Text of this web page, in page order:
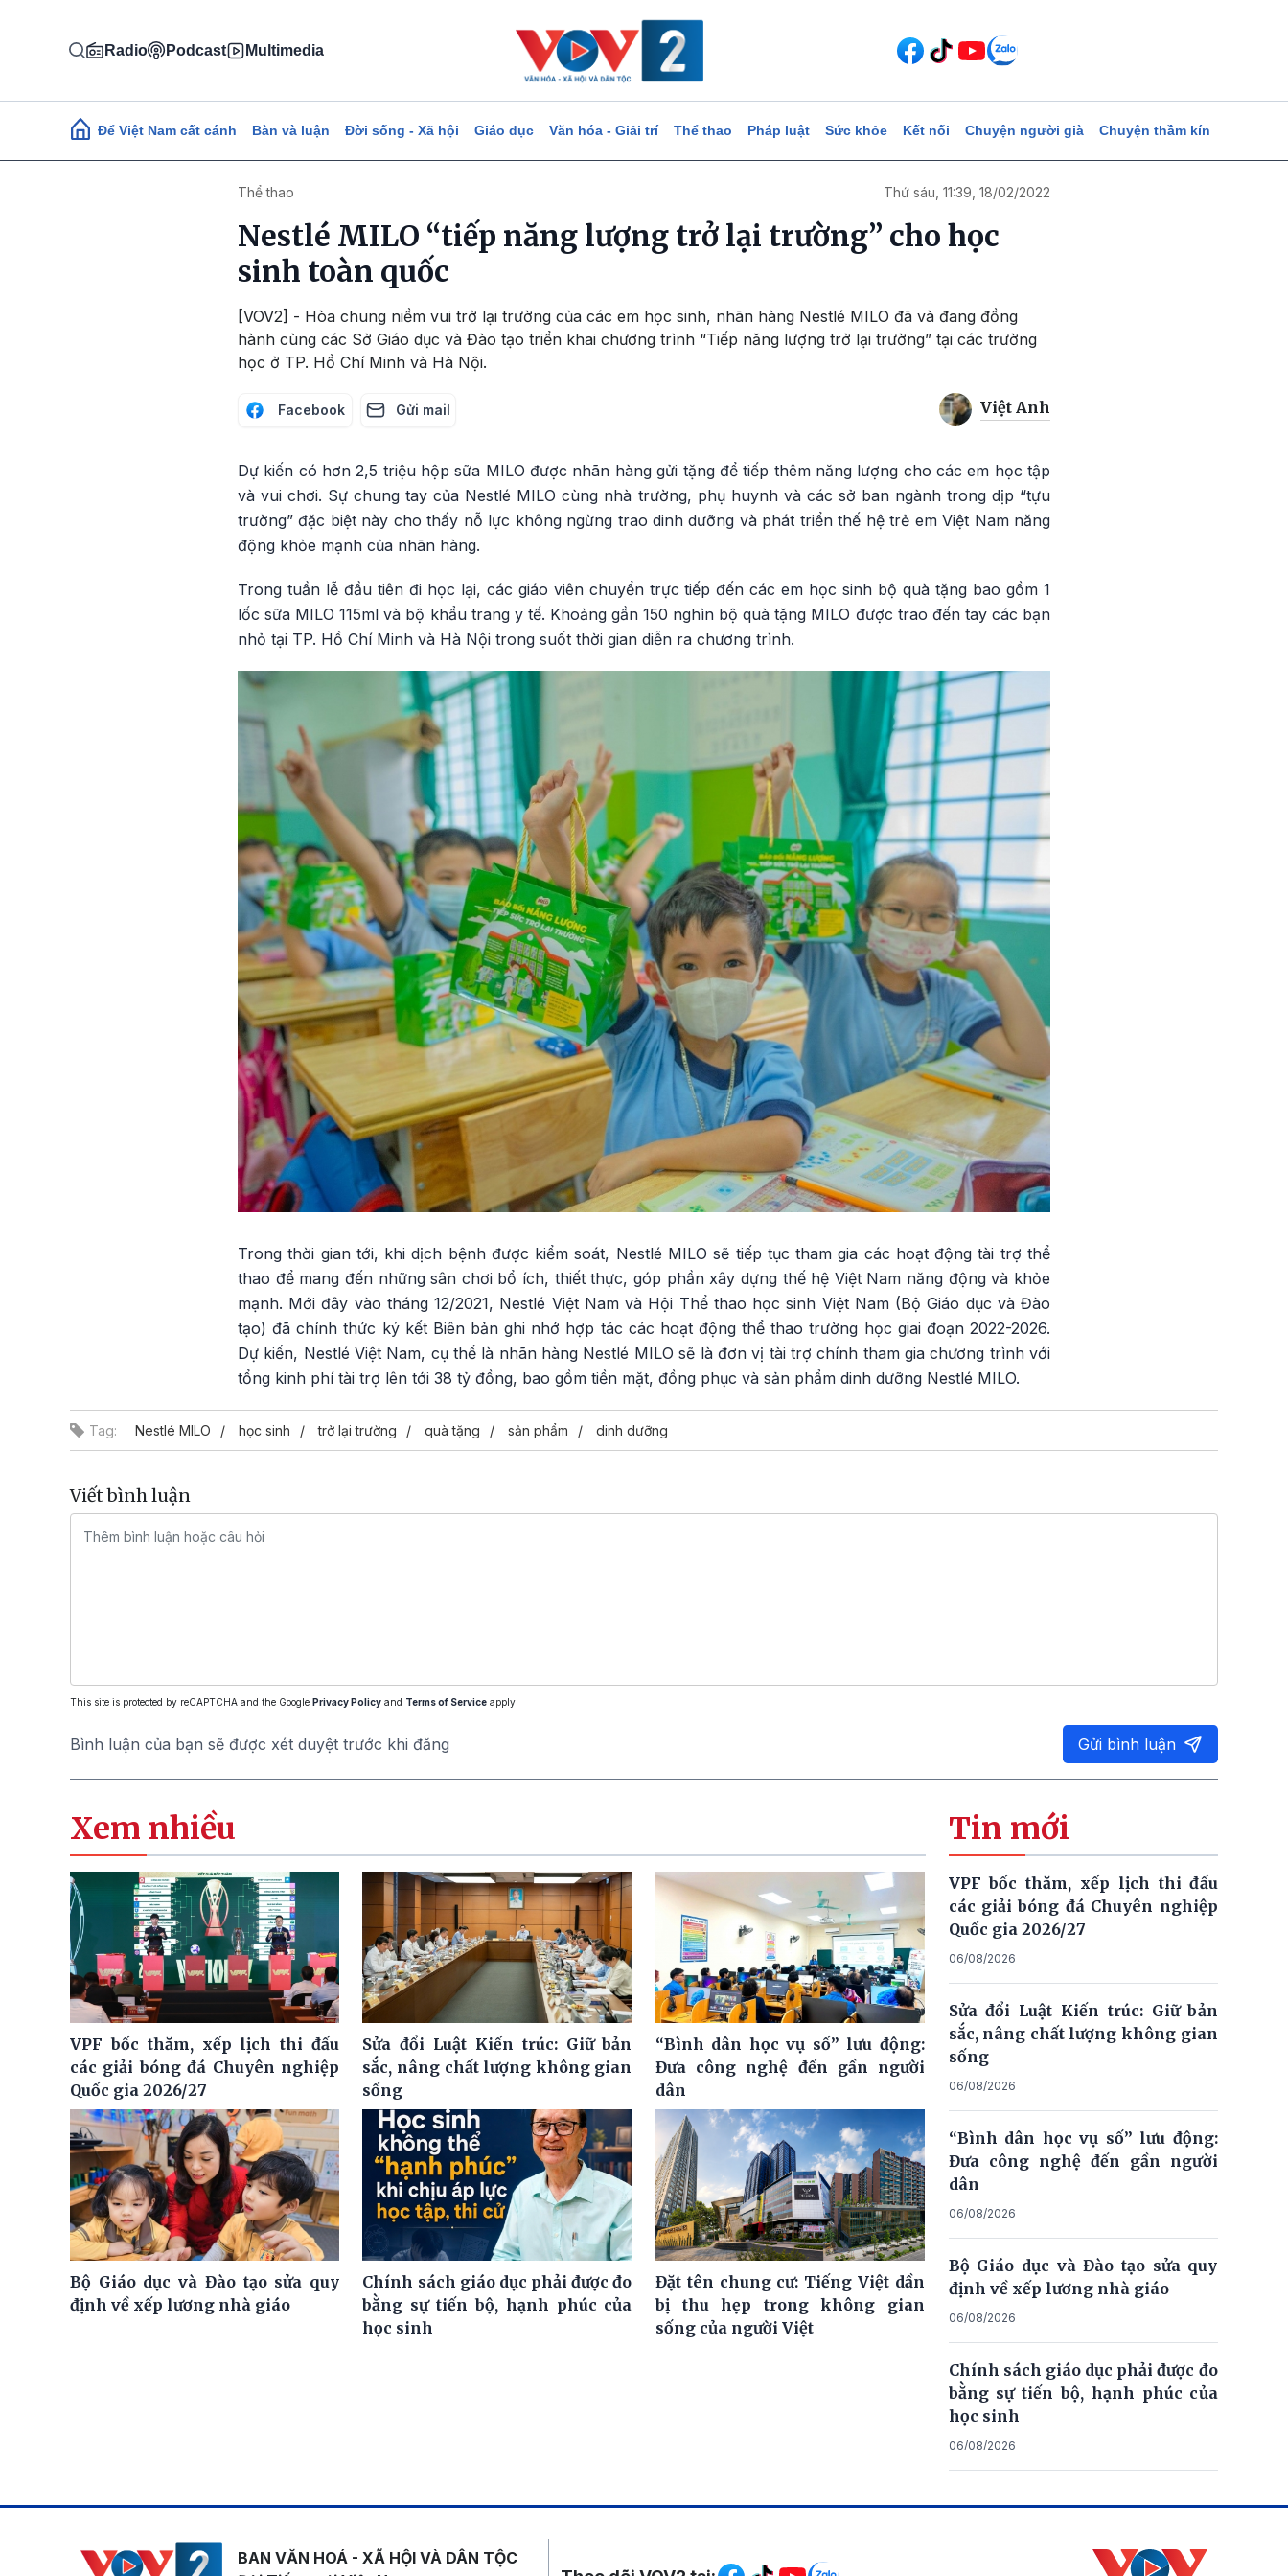
Radio Podcast Multimedia
Main navigation
Để Việt Nam cất cánh Bàn và luận Đời sống - Xã hội Giáo dục Văn hóa - Giải trí Thể thao Pháp luật Sức khỏe Kết nối Chuyện người già Chuyện thầm kín
Thể thao Thứ sáu, 11:39, 18/02/2022
Nestlé MILO “tiếp năng lượng trở lại trường” cho học
sinh toàn quốc
[VOV2] - Hòa chung niềm vui trở lại trường của các em học sinh, nhãn hàng Nestlé MILO đã và đang đồng
hành cùng các Sở Giáo dục và Đào tạo triển khai chương trình “Tiếp năng lượng trở lại trường” tại các trường
học ở TP. Hồ Chí Minh và Hà Nội.
Facebook Gửi mail Việt Anh
Dự kiến có hơn 2,5 triệu hộp sữa MILO được nhãn hàng gửi tặng để tiếp thêm năng lượng cho các em học tập
và vui chơi. Sự chung tay của Nestlé MILO cùng nhà trường, phụ huynh và các sở ban ngành trong dịp “tựu
trường” đặc biệt này cho thấy nỗ lực không ngừng trao dinh dưỡng và phát triển thế hệ trẻ em Việt Nam năng
động khỏe mạnh của nhãn hàng.
Trong tuần lễ đầu tiên đi học lại, các giáo viên chuyển trực tiếp đến các em học sinh bộ quà tặng bao gồm 1
lốc sữa MILO 115ml và bộ khẩu trang y tế. Khoảng gần 150 nghìn bộ quà tặng MILO được trao đến tay các bạn
nhỏ tại TP. Hồ Chí Minh và Hà Nội trong suốt thời gian diễn ra chương trình.
Trong thời gian tới, khi dịch bệnh được kiểm soát, Nestlé MILO sẽ tiếp tục tham gia các hoạt động tài trợ thể
thao để mang đến những sân chơi bổ ích, thiết thực, góp phần xây dựng thế hệ Việt Nam năng động và khỏe
mạnh. Mới đây vào tháng 12/2021, Nestlé Việt Nam và Hội Thể thao học sinh Việt Nam (Bộ Giáo dục và Đào
tạo) đã chính thức ký kết Biên bản ghi nhớ hợp tác các hoạt động thể thao trường học giai đoạn 2022-2026.
Dự kiến, Nestlé Việt Nam, cụ thể là nhãn hàng Nestlé MILO sẽ là đơn vị tài trợ chính tham gia chương trình với
tổng kinh phí tài trợ lên tới 38 tỷ đồng, bao gồm tiền mặt, đồng phục và sản phẩm dinh dưỡng Nestlé MILO.
Tag: Nestlé MILO học sinh trở lại trường quà tặng sản phẩm dinh dưỡng
Viết bình luận
This site is protected by reCAPTCHA and the Google Privacy Policy and Terms of Service apply.
Bình luận của bạn sẽ được xét duyệt trước khi đăng Gửi bình luận
Xem nhiều
VPF bốc thăm, xếp lịch thi đấu
các giải bóng đá Chuyên nghiệp
Quốc gia 2026/27
Sửa đổi Luật Kiến trúc: Giữ bản
sắc, nâng chất lượng không gian
sống
“Bình dân học vụ số” lưu động:
Đưa công nghệ đến gần người
dân
Bộ Giáo dục và Đào tạo sửa quy
định về xếp lương nhà giáo
Chính sách giáo dục phải được đo
bằng sự tiến bộ, hạnh phúc của
học sinh
Đặt tên chung cư: Tiếng Việt dần
bị thu hẹp trong không gian
sống của người Việt
Tin mới
VPF bốc thăm, xếp lịch thi đấu
các giải bóng đá Chuyên nghiệp
Quốc gia 2026/27
06/08/2026
Sửa đổi Luật Kiến trúc: Giữ bản
sắc, nâng chất lượng không gian
sống
06/08/2026
“Bình dân học vụ số” lưu động:
Đưa công nghệ đến gần người
dân
06/08/2026
Bộ Giáo dục và Đào tạo sửa quy
định về xếp lương nhà giáo
06/08/2026
Chính sách giáo dục phải được đo
bằng sự tiến bộ, hạnh phúc của
học sinh
06/08/2026
BAN VĂN HOÁ - XÃ HỘI VÀ DÂN TỘC
Mạng xã hội